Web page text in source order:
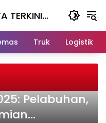
TERKINI
Truk Logistik
Pelabuhan,